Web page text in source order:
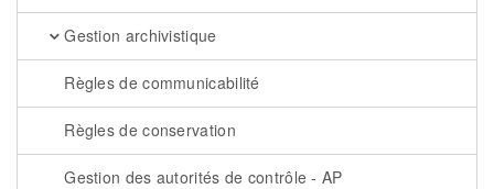
Gestion archivistique
Règles de communicabilité
Règles de conservation
Gestion des autorités de contrôle - AP